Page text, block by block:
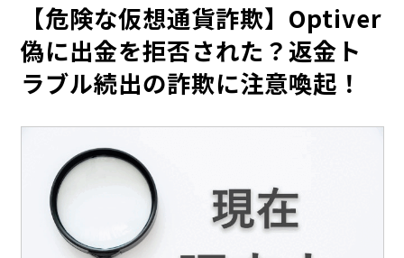
【危険な仮想通貨詐欺】Optiver
偽に出金を拒否された？返金ト
ラブル続出の詐欺に注意喚起！